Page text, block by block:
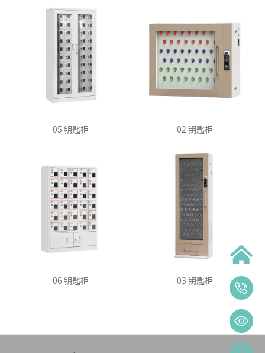
05 钥匙柜 02 钥匙柜
06 钥匙柜 03 钥匙柜